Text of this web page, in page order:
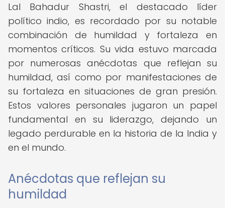
Lal Bahadur Shastri, el destacado líder
político indio, es recordado por su notable
combinación de humildad y fortaleza en
momentos críticos. Su vida estuvo marcada
por numerosas anécdotas que reflejan su
humildad, así como por manifestaciones de
su fortaleza en situaciones de gran presión.
Estos valores personales jugaron un papel
fundamental en su liderazgo, dejando un
legado perdurable en la historia de la India y
en el mundo.
Anécdotas que reflejan su
humildad